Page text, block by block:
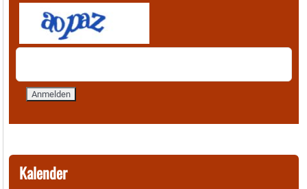
Kalender